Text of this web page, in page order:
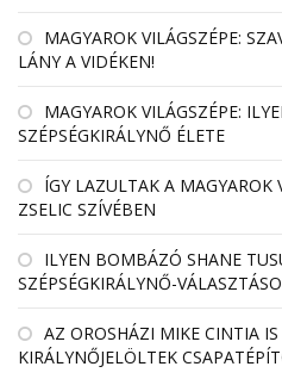
MAGYAROK VILÁGSZÉPE:
LÁNY A VIDÉKEN!
MAGYAROK VILÁGSZÉPE:
SZÉPSÉGKIRÁLYNŐ ÉLETE
ÍGY LAZULTAK A MAGYAROK
ZSELIC SZÍVÉBEN
ILYEN BOMBÁZÓ SHANE
SZÉPSÉGKIRÁLYNŐ-
AZ OROSHÁZI MIKE CINTIA
KIRÁLYNŐJELÖLTEK